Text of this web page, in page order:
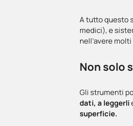
A tutto questo
medici), e
nell’avere
Non solo
Gli strumenti
dati, a leggerli
superficie.